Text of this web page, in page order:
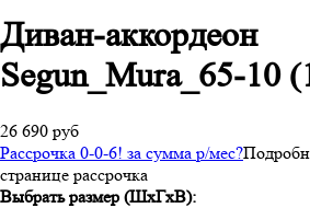
Диван-аккордеон
Segun_Mura_65-10
26 690 руб
Рассрочка 0-0-6! за сумма р/мес?
странице рассрочка
Выбрать размер (ШхГхВ):